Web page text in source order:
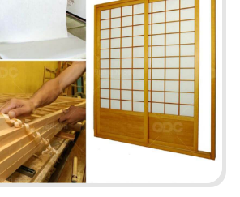
84
EBISU
Nhà hàng Nhật